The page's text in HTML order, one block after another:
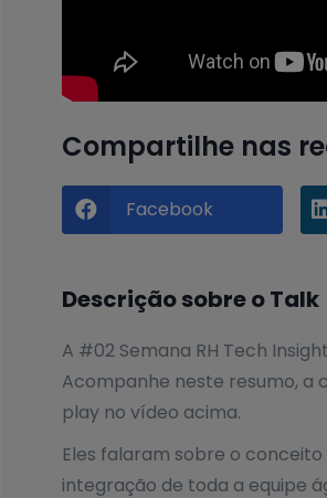
Compartilhe nas
 Facebook 
Descrição sobre o Talk
A #02 Semana RH Tech
Acompanhe neste resumo, a
play no vídeo acima.
Eles falaram sobre o
integração de toda a equipe